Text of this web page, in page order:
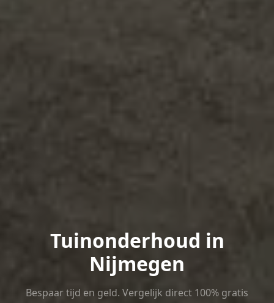
Tuinonderhoud in
Nijmegen
Bespaar tijd en geld. Vergelijk direct 100% gratis